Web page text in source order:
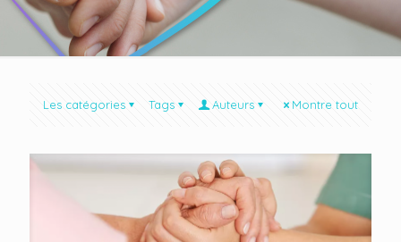
Les catégories Tags Auteurs Montre tout